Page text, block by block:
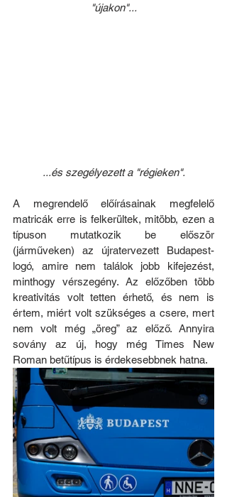
"újakon"...
...és szegélyezett a "régieken".
A megrendelő előírásainak megfelelő
matricák erre is felkerültek, mitöbb, ezen a
típuson mutatkozik be először
(járműveken) az újratervezett Budapest-
logó, amire nem találok jobb kifejezést,
minthogy vérszegény. Az előzőben több
kreativitás volt tetten érhető, és nem is
értem, miért volt szükséges a csere, mert
nem volt még „öreg” az előző. Annyira
sovány az új, hogy még Times New
Roman betűtípus is érdekesebbnek hatna.